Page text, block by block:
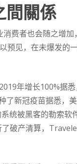
間關係
费者也会随之增
见，在未爆发的
年增长100%据
新冠疫苗据悉，
统被黑客的勒索
破产清算，